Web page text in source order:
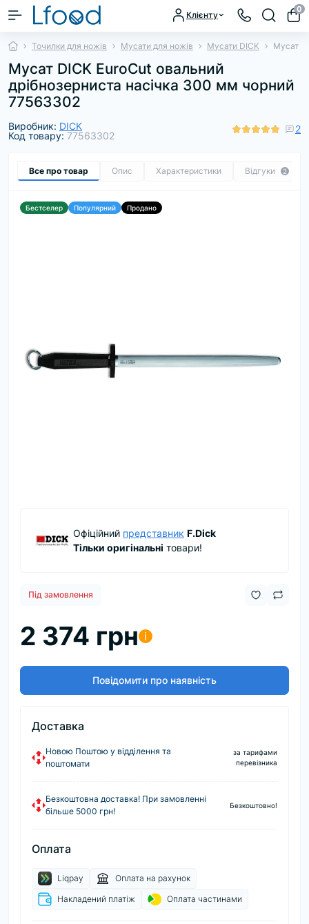
Клієнту
0
Точилки для ножів Мусати для ножів Мусати DICK Мусат
Мусат DICK EuroCut овальний
дрібнозерниста насічка 300 мм чорний
77563302
Виробник: DICK
Код товару: 77563302
2
Все про товар Опис Характеристики Відгуки 2
Бестселер Популярний Продано
Офіційний представник F.Dick
Тільки оригінальні товари!
Під замовлення
i
2 374 грн
Повідомити про наявність
Доставка
Новою Поштою у відділення та
поштомати
за тарифами
перевізника
Безкоштовна доставка! При замовленні
більше 5000 грн!
Безкоштовно!
Оплата
Liqpay
Оплата на рахунок
Накладений платіж
Оплата частинами